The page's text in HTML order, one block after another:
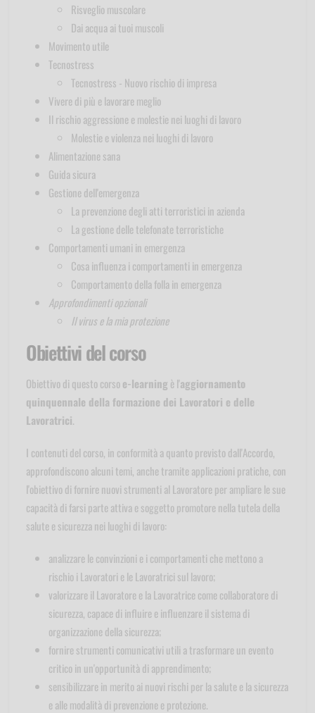
Risveglio muscolare
Dai acqua ai tuoi muscoli
Movimento utile
Tecnostress
Tecnostress - Nuovo rischio di impresa
Vivere di più e lavorare meglio
Il rischio aggressione e molestie nei luoghi di lavoro
Molestie e violenza nei luoghi di lavoro
Alimentazione sana
Guida sicura
Gestione dell'emergenza
La prevenzione degli atti terroristici in azienda
La gestione delle telefonate terroristiche
Comportamenti umani in emergenza
Cosa influenza i comportamenti in emergenza
Comportamento della folla in emergenza
Approfondimenti opzionali
Il virus e la mia protezione
Obiettivi del corso
Obiettivo di questo corsoe-learning è l'aggiornamento
quinquennale della formazione dei Lavoratori e delle
Lavoratrici.
I contenuti del corso, in conformità a quanto previsto dall'Accordo,
approfondiscono alcuni temi, anche tramite applicazioni pratiche, con
l'obiettivo di fornire nuovi strumenti al Lavoratore per ampliare le sue
capacità di farsi parte attiva e soggetto promotore nella tutela della
salute e sicurezza nei luoghi di lavoro:
analizzare le convinzioni e i comportamenti che mettono a
rischio i Lavoratori e le Lavoratrici sul lavoro;
valorizzare il Lavoratore e la Lavoratrice come collaboratore di
sicurezza, capace di influire e influenzare il sistema di
organizzazione della sicurezza;
fornire strumenti comunicativi utili a trasformare un evento
critico in un'opportunità di apprendimento;
sensibilizzare in merito ai nuovi rischi per la salute e la sicurezza
e alle modalità di prevenzione e protezione.